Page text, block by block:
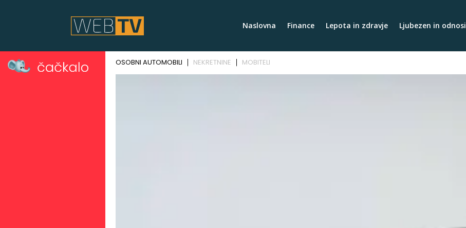
Naslovna Finance Lepota in zdravje Ljubezen in odnosi